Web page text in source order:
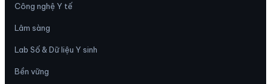
Công nghệ Y tế
Lâm sàng
Lab Số & Dữ liệu Y sinh
Bền vững